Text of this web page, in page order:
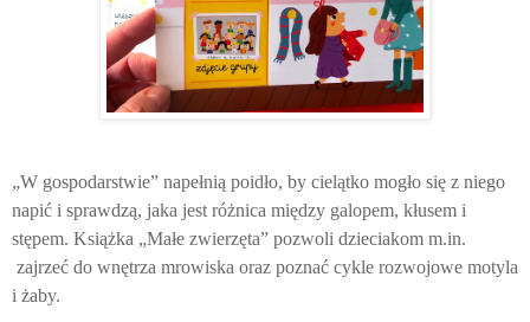
„W gospodarstwie” napełnią poidło, by cielątko mogło się z niego
napić i sprawdzą, jaka jest różnica między galopem, kłusem i
stępem. Książka „Małe zwierzęta” pozwoli dzieciakom m.in.
zajrzeć do wnętrza mrowiska oraz poznać cykle rozwojowe motyla
i żaby.